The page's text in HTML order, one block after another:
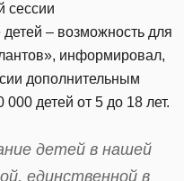
сессии
– возможность для
информировал,
дополнительным
детей от 5 до 18 лет.
детей в нашей
единственной в